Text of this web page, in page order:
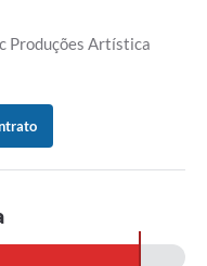
Produções Artística